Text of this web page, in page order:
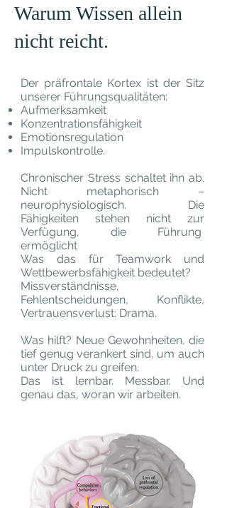
Warum Wissen allein
nicht reicht.
Der präfrontale Kortex ist der Sitz
unserer Führungsqualitäten:
Aufmerksamkeit
Konzentrationsfähigkeit
Emotionsregulation
Impulskontrolle.
Chronischer Stress schaltet ihn ab.
Nicht metaphorisch –
neurophysiologisch. Die
Fähigkeiten stehen nicht zur
Verfügung, die Führung
ermöglicht
Was das für Teamwork und
Wettbewerbsfähigkeit bedeutet?
Missverständnisse,
Fehlentscheidungen, Konflikte,
Vertrauensverlust: Drama.
Was hilft? Neue Gewohnheiten, die
tief genug verankert sind, um auch
unter Druck zu greifen.
Das ist lernbar. Messbar. Und
genau das, woran wir arbeiten.